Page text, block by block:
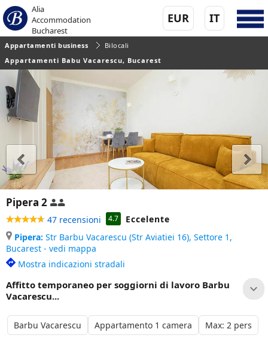
Alia
Accommodation
Bucharest
IT
EUR
Appartamenti business
Bilocali
Appartamenti Babu Vacarescu, Bucarest
Pipera 2
47 recensioni 4.7
Eccelente
Pipera: Str Barbu Vacarescu (Str Aviatiei 16), Settore 1,
Bucarest - vedi mappa
Mostra indicazioni stradali
Affitto temporaneo per soggiorni di lavoro Barbu
Vacarescu...
Barbu Vacarescu Appartamento 1 camera Max: 2 pers